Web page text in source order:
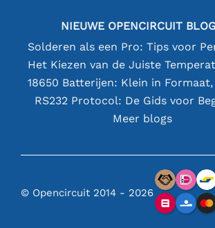
NIEUWE OPENCIRCUIT
RS232 Protocol: De Gids voor
Meer blogs
© Opencircuit 2014 - 2026